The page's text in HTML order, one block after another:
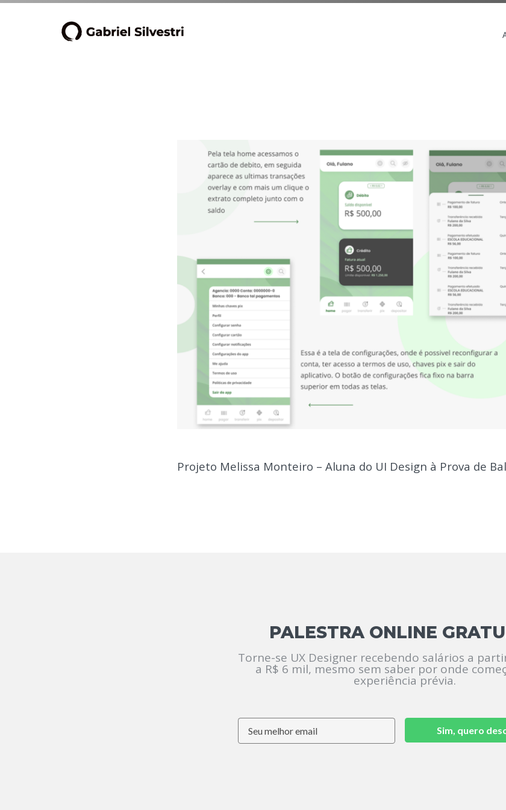
Projeto Melissa Monteiro – Aluna do UI Design à Prova de
PALESTRA ONLINE
Torne-se UX Designer recebendo salários a
a R$ 6 mil, mesmo sem saber por onde
experiência prévia.
Sim, quero